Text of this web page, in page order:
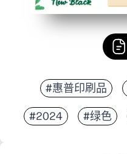
#惠普印刷品
#2024 #绿色